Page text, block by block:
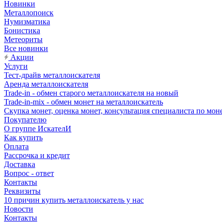
Новинки
Металлопоиск
Нумизматика
Бонистика
Метеориты
Все новинки
Акции
Услуги
Тест-драйв металлоискателя
Аренда металлоискателя
Trade-in - обмен старого металлоискателя на новый
Trade-in-mix - обмен монет на металлоискатель
Скупка монет, оценка монет, консультация специалиста по
Покупателю
О группе ИскателИ
Как купить
Оплата
Рассрочка и кредит
Доставка
Вопрос - ответ
Контакты
Реквизиты
10 причин купить металлоискатель у нас
Новости
Контакты